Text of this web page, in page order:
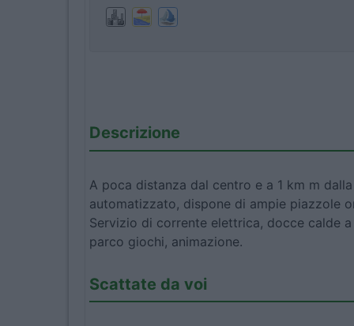
Descrizione
A poca distanza dal centro e a 1 km m
automatizzato, dispone di ampie piazzole
Servizio di corrente elettrica, docce calde
parco giochi, animazione.
Scattate da voi